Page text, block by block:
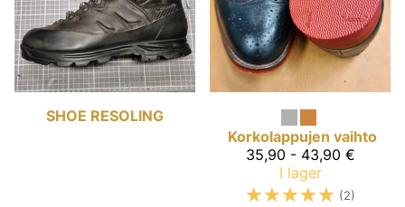
SHOE RESOLING
Korkolappujen vaihto
35,90 - 43,90 €
I lager
☆☆☆☆☆ (2)